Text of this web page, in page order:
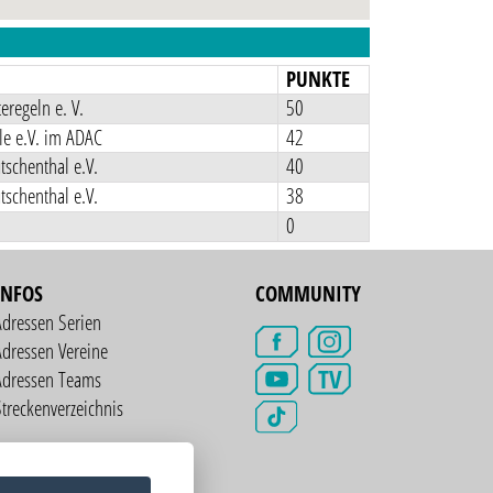
PUNKTE
e. V.
50
e.V. im ADAC
42
e.V.
40
e.V.
38
0
Serien
Vereine
Teams
COMMUNITY
TV